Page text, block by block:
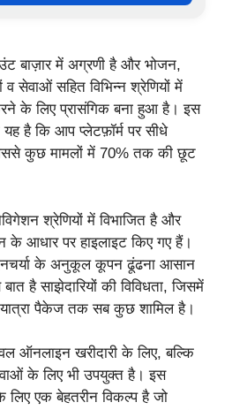
बाज़ार में अग्रणी है और भोजन,
व सेवाओं सहित विभिन्न श्रेणियों में
के लिए प्रासंगिक बना हुआ है। इस
है कि आप प्लेटफ़ॉर्म पर सीधे
कुछ मामलों में 70% तक की छूट
श्रेणियों में विभाजित है और
के आधार पर हाइलाइट किए गए हैं।
के अनुकूल कूपन ढूंढना आसान
है साझेदारियों की विविधता, जिसमें
पैकेज तक सब कुछ शामिल है।
खरीदारी के लिए, बल्कि
के लिए भी उपयुक्त है। इस
लिए एक बेहतरीन विकल्प है जो